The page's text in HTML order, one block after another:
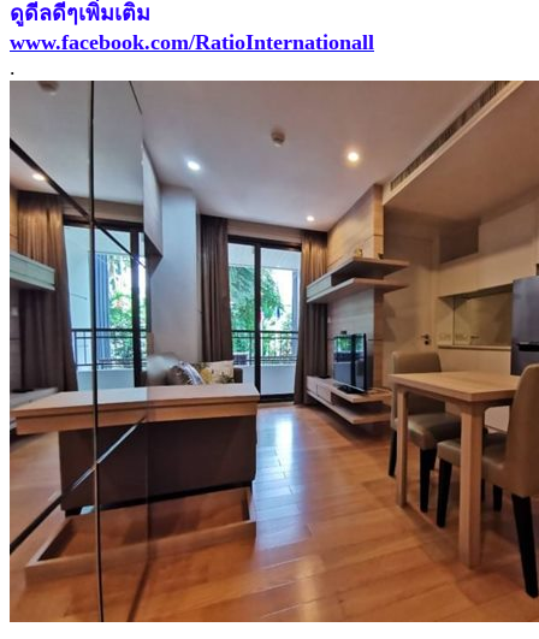
ดูดีลดีๆเพิ่มเติม
www.facebook.com/RatioInternationall
.